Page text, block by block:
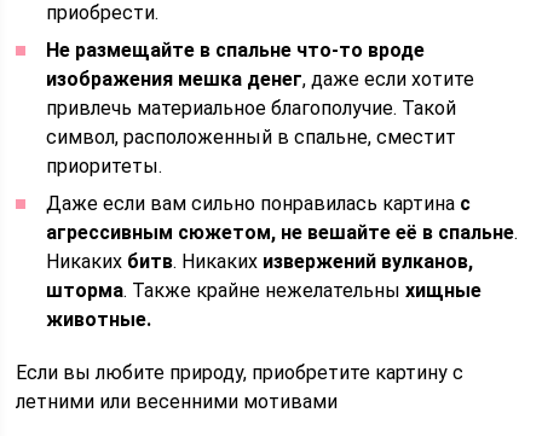
приобрести.
Не размещайте в спальне что-то вроде
изображения мешка денег, даже если хотите
привлечь материальное благополучие. Такой
символ, расположенный в спальне, сместит
приоритеты.
Даже если вам сильно понравилась картина с
агрессивным сюжетом, не вешайте её в спальне.
Никаких битв. Никаких извержений вулканов,
шторма. Также крайне нежелательныхищные
животные.
Если вы любите природу, приобретите картину с
летними или весенними мотивами